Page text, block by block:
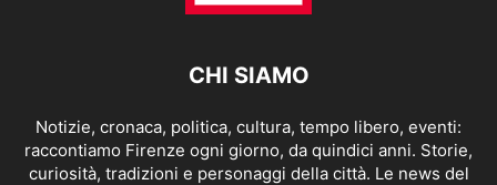
CHI SIAMO
Notizie, cronaca, politica, cultura, tempo libero, eventi:
raccontiamo Firenze ogni giorno, da quindici anni. Storie,
curiosità, tradizioni e personaggi della città. Le news del